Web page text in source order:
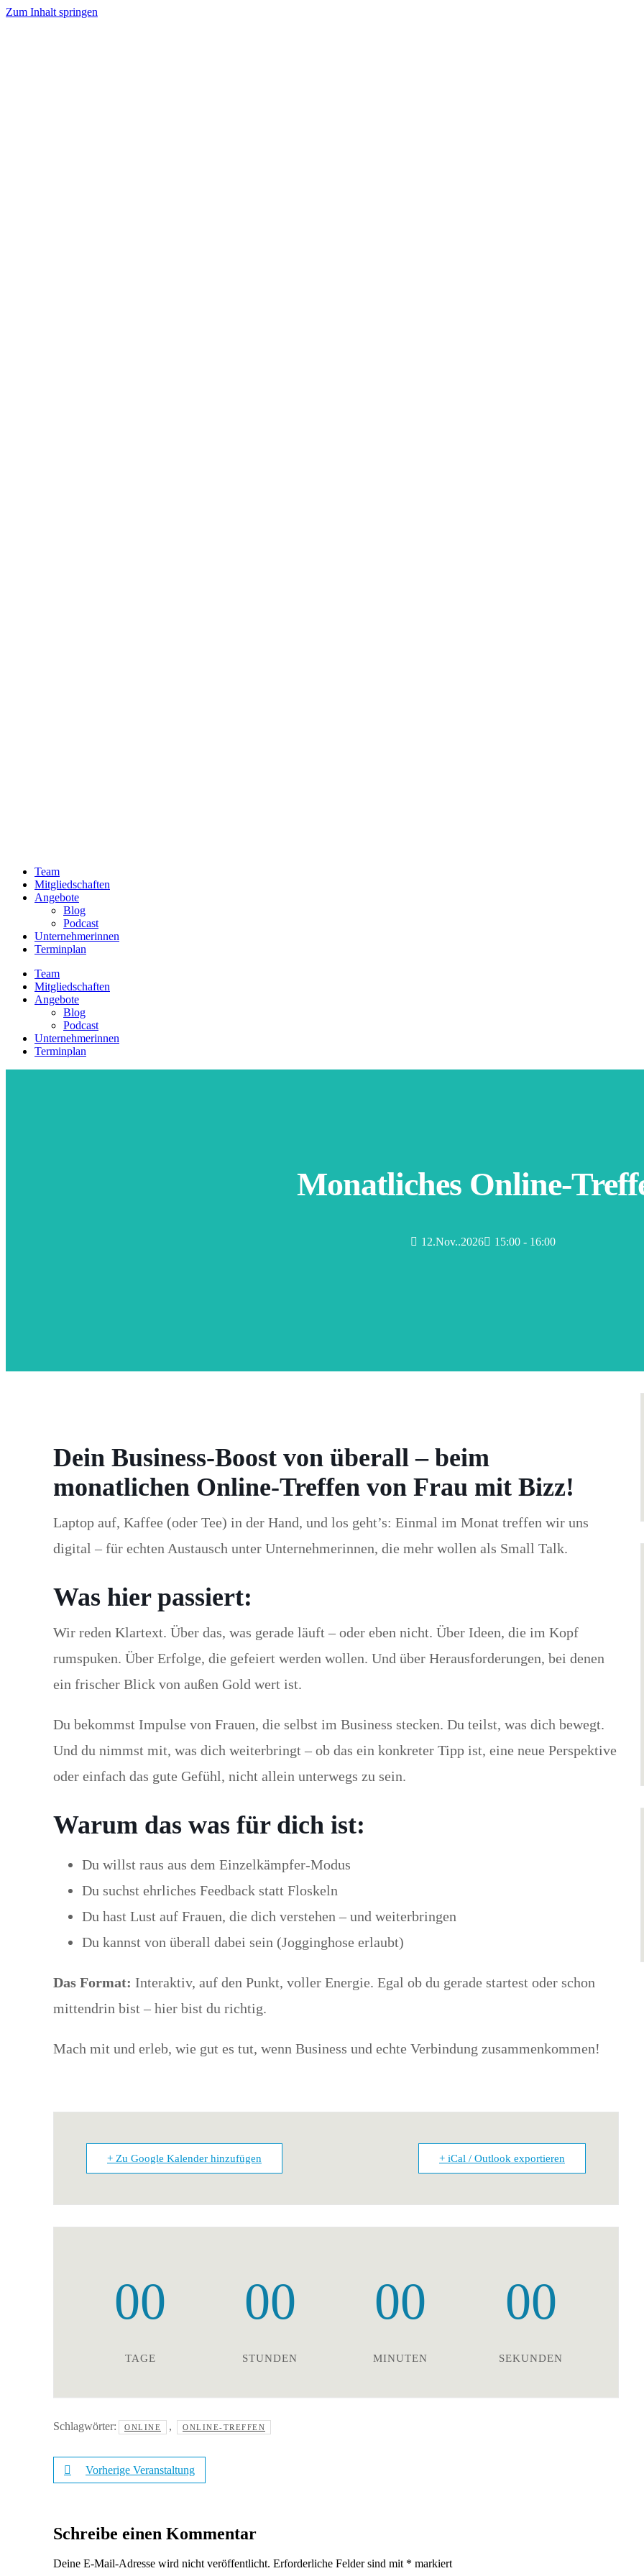
Zum Inhalt springen
Team
Mitgliedschaften
Angebote
Blog
Podcast
Unternehmerinnen
Terminplan
Team
Mitgliedschaften
Angebote
Blog
Podcast
Unternehmerinnen
Terminplan
Monatliches Online-
12.Nov..2026 15:00 - 16:00
Dein Business-Boost von überall – beim
monatlichen Online-Treffen von Frau mit Bizz!
Laptop auf, Kaffee (oder Tee) in der Hand, und los geht’s: Einmal im Monat treffen wir uns
digital – für echten Austausch unter Unternehmerinnen, die mehr wollen als Small Talk.
Was hier passiert:
Wir reden Klartext. Über das, was gerade läuft – oder eben nicht. Über Ideen, die im Kopf
rumspuken. Über Erfolge, die gefeiert werden wollen. Und über Herausforderungen, bei denen
ein frischer Blick von außen Gold wert ist.
Du bekommst Impulse von Frauen, die selbst im Business stecken. Du teilst, was dich bewegt.
Und du nimmst mit, was dich weiterbringt – ob das ein konkreter Tipp ist, eine neue Perspektive
oder einfach das gute Gefühl, nicht allein unterwegs zu sein.
Warum das was für dich ist:
Du willst raus aus dem Einzelkämpfer-Modus
Du suchst ehrliches Feedback statt Floskeln
Du hast Lust auf Frauen, die dich verstehen – und weiterbringen
Du kannst von überall dabei sein (Jogginghose erlaubt)
Das Format: Interaktiv, auf den Punkt, voller Energie. Egal ob du gerade startest oder schon
mittendrin bist – hier bist du richtig.
Mach mit und erleb, wie gut es tut, wenn Business und echte Verbindung zusammenkommen!
+ Zu Google Kalender hinzufügen + iCal / Outlook exportieren
00
TAGE
00
STUNDEN
00
MINUTEN
00
SEKUNDEN
Schlagwörter: ONLINE , ONLINE-TREFFEN
Vorherige Veranstaltung
Schreibe einen Kommentar
Deine E-Mail-Adresse wird nicht veröffentlicht. Erforderliche Felder sind mit * markiert